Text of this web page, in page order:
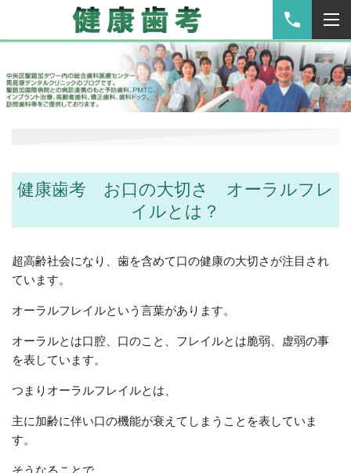
健康歯考 お口の大切さ オーラルフレ
イルとは？
超高齢社会になり、歯を含めて口の健康の大切さが注目され
ています。
オーラルフレイルという言葉があります。
オーラルとは口腔、口のこと、フレイルとは脆弱、虚弱の事
を表しています。
つまりオーラルフレイルとは、
主に加齢に伴い口の機能が衰えてしまうことを表していま
す。
そうなることで、